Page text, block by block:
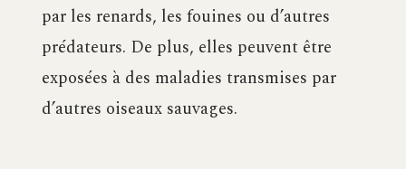
par les renards, les fouines ou d’autres
prédateurs. De plus, elles peuvent être
exposées à des maladies transmises par
d’autres oiseaux sauvages.